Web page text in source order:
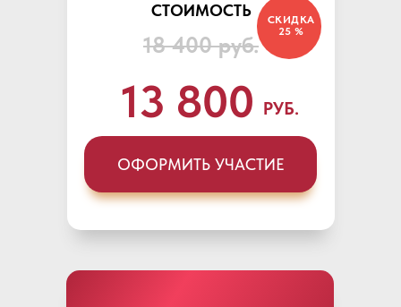
13 800 РУБ.
ОФОРМИТЬ УЧАСТИЕ
СТОИМОСТЬ
18 400 руб.
СКИДКА
25 %